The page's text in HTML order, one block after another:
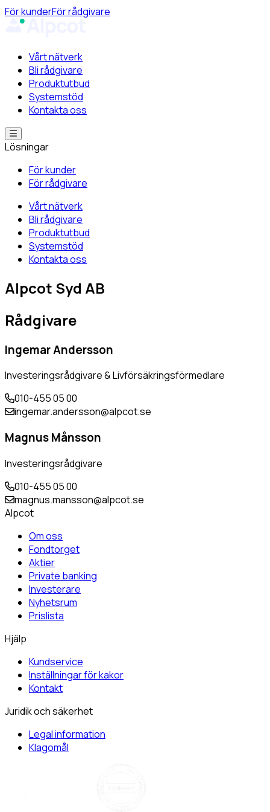
För kunderFör rådgivare
Vårt nätverk
Bli rådgivare
Produktutbud
Systemstöd
Kontakta oss
Lösningar
För kunder
För rådgivare
Vårt nätverk
Bli rådgivare
Produktutbud
Systemstöd
Kontakta oss
Alpcot Syd AB
Rådgivare
Ingemar Andersson
Investeringsrådgivare & Livförsäkringsförmedlare
010-455 05 00
ingemar.andersson@alpcot.se
Magnus Månsson
Investeringsrådgivare
010-455 05 00
magnus.mansson@alpcot.se
Alpcot
Om oss
Fondtorget
Aktier
Private banking
Investerare
Nyhetsrum
Prislista
Hjälp
Kundservice
Inställningar för kakor
Kontakt
Juridik och säkerhet
Legal information
Klagomål